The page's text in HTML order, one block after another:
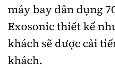
máy bay dân dụng
Exosonic thiết kế
khách sẽ được cải
khách.